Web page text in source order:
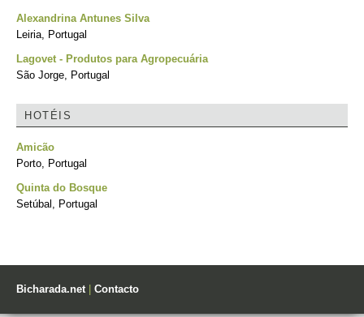
Alexandrina Antunes Silva
Leiria, Portugal
Lagovet - Produtos para Agropecuária
São Jorge, Portugal
HOTÉIS
Amicão
Porto, Portugal
Quinta do Bosque
Setúbal, Portugal
Bicharada.net| Contacto